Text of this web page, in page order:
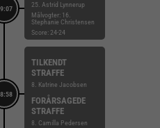
25. Astrid Lynnerup
Målvogter: 16.
Stephanie Christensen
Score: 24-24
TILKENDT
STRAFFE
8. Katrine Jacobsen
FORÅRSAGEDE
STRAFFE
8. Camilla Pedersen